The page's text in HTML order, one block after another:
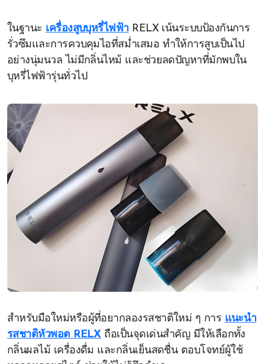
ในฐานะ เครื่องสูบบุหรี่ไฟฟ้าRELX เน้นระบบป้องกันการ
รั่วซึมและการควบคุมไอที่สม่ำเสมอ ทำให้การสูบเป็นไป
อย่างนุ่มนวล ไม่มีกลิ่นไหม้ และช่วยลดปัญหาที่มักพบใน
บุหรี่ไฟฟ้ารุ่นทั่วไป
สำหรับมือใหม่หรือผู้ที่อยากลองรสชาติใหม่ ๆ การ แนะนำ
รสชาติหัวพอต RELXถือเป็นจุดเด่นสำคัญ มีให้เลือกทั้ง
กลิ่นผลไม้ เครื่องดื่ม และกลิ่นเย็นสดชื่น ตอบโจทย์ผู้ใช้